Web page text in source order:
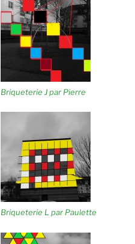
Briqueterie J par Pierre
Briqueterie L par Paulette